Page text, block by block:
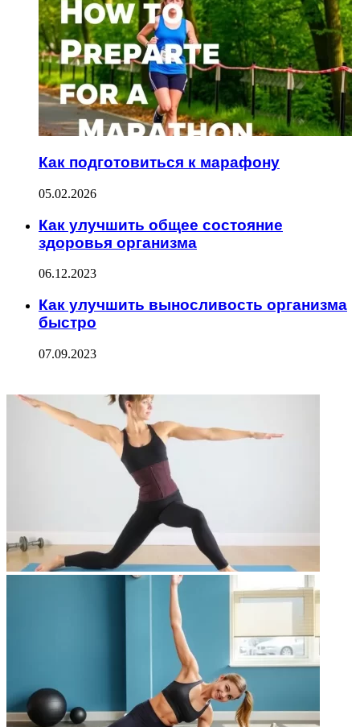
Как подготовиться к марафону
05.02.2026
Как улучшить общее состояние
здоровья организма
06.12.2023
Как улучшить выносливость организма
быстро
07.09.2023